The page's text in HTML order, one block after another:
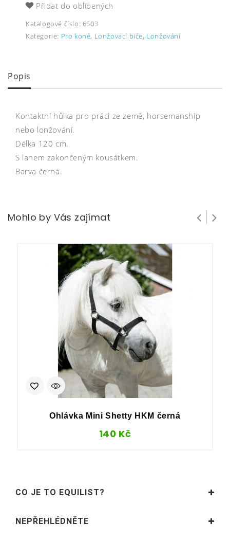
Přidat do oblíbených
Katalogové číslo: 6503
Kategorie: Pro koně, Lonžovací biče, Lonžování
Popis
Kontaktní hůlka pro práci ze země, horsemanship
nebo lonžování.
Délka 120 cm.
S lanem zakončeným kousátkem.
Barva černá.
Mohlo by Vás zajímat
Ohlávka Mini Shetty HKM černá
140 Kč
CO JE TO EQUILIST?
NEPŘEHLÉDNĚTE